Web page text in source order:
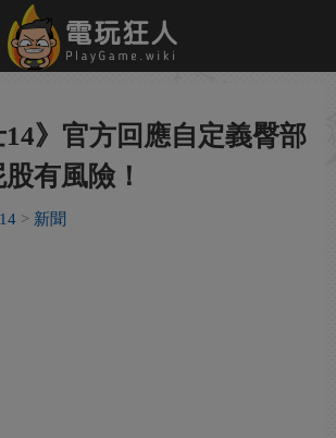
14》官方回應自定義臀部
有風險！
新聞